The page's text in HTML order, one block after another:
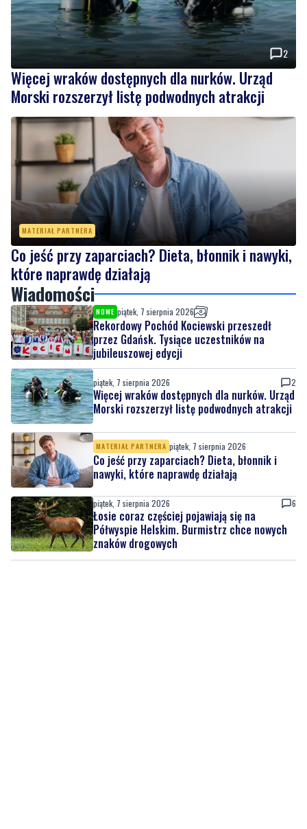
2
Więcej wraków dostępnych dla nurków. Urząd
Morski rozszerzył listę podwodnych atrakcji
MATERIAŁ PARTNERA
Co jeść przy zaparciach? Dieta, błonnik i nawyki,
które naprawdę działają
Wiadomości
NOWE piątek, 7 sierpnia 2026
Rekordowy Pochód Kociewski przeszedł
przez Gdańsk. Tysiące uczestników na
jubileuszowej edycji
piątek, 7 sierpnia 2026
Więcej wraków dostępnych dla nurków. Urząd
Morski rozszerzył listę podwodnych atrakcji
MATERIAŁ PARTNERA piątek, 7 sierpnia 2026
Co jeść przy zaparciach? Dieta, błonnik i
piątek, 7 sierpnia 2026
Łosie coraz częściej pojawiają się na
Półwyspie Helskim. Burmistrz chce nowych
znaków drogowych